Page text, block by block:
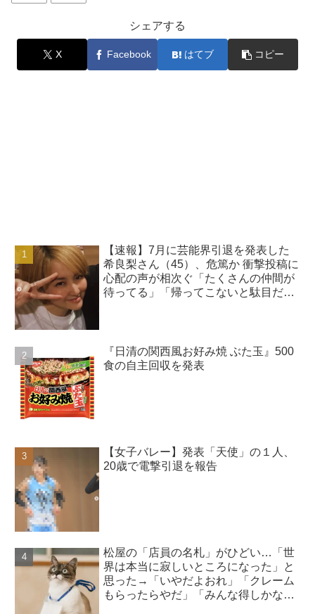
シェアする
X Facebook はてブ コピー
【速報】7月に芸能界引退を発表した
希良梨さん（45）、危篤か 衝撃投稿に
心配の声が相次ぐ「たくさんの仲間が
待ってる」「帰ってこないと駄目だ
『日清の関西風お好み焼 ぶた玉』500
食の自主回収を発表
【女子バレー】発表「天使」の１人、
20歳で電撃引退を報告
松屋の「店員の名札」がひどい…「世
界は本当に寂しいところになった」と
思った→「いやだよおれ」「クレーム
もらったらやだ」「みんな得しかな